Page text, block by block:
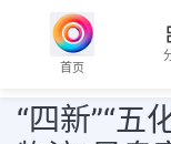
首页
“四新”“五